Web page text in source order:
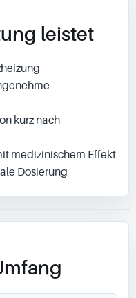
leistet
kurz nach
medizinischem Effekt
Dosierung